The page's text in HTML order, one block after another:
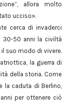
allora molto
ucciso».
cerca di invaderci
30-50 anni la civiltà
suo modo di vivere.
la guerra di
della storia. Come
la caduta di Berlino,
per ottenere ciò